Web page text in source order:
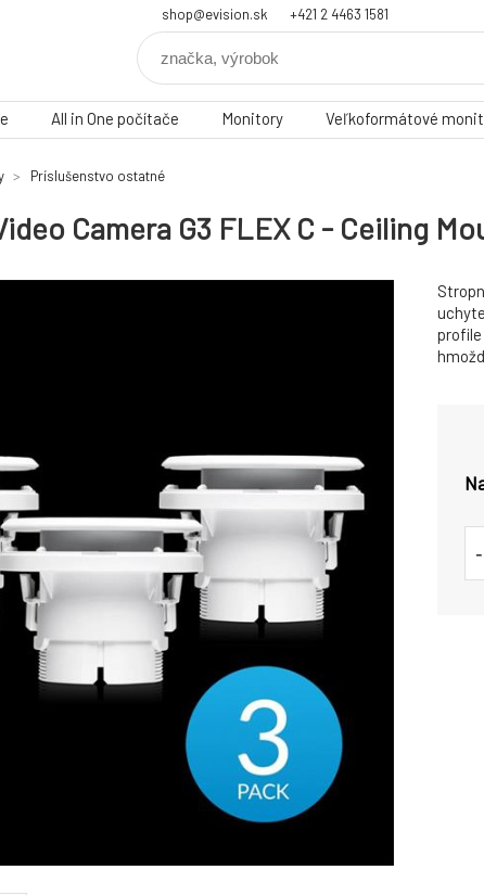
shop@evision.sk +421 2 4463 1581
All in One počítače Monitory Veľkoformátové
Príslušenstvo ostatné
Camera G3 FLEX C - Ceiling
profile
-